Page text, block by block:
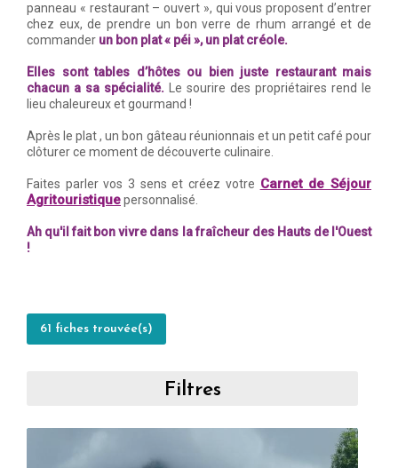
panneau « restaurant – ouvert », qui vous proposent d’entrer
chez eux, de prendre un bon verre de rhum arrangé et de
commander un bon plat « péi », un plat créole.
Elles sont tables d’hôtes ou bien juste restaurant mais
chacun a sa spécialité. Le sourire des propriétaires rend le
lieu chaleureux et gourmand !
Après le plat , un bon gâteau réunionnais et un petit café pour
clôturer ce moment de découverte culinaire.
Faites parler vos 3 sens et créez votre Carnet de Séjour
Agritouristiquepersonnalisé.
Ah qu'il fait bon vivre dans la fraîcheur des Hauts de l'Ouest
!
61 fiches trouvée(s)
Filtres